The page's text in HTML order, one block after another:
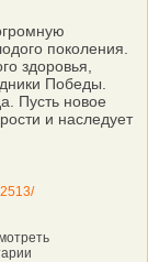
поколения.
здоровья,
Победы.
Пусть новое
и наследует